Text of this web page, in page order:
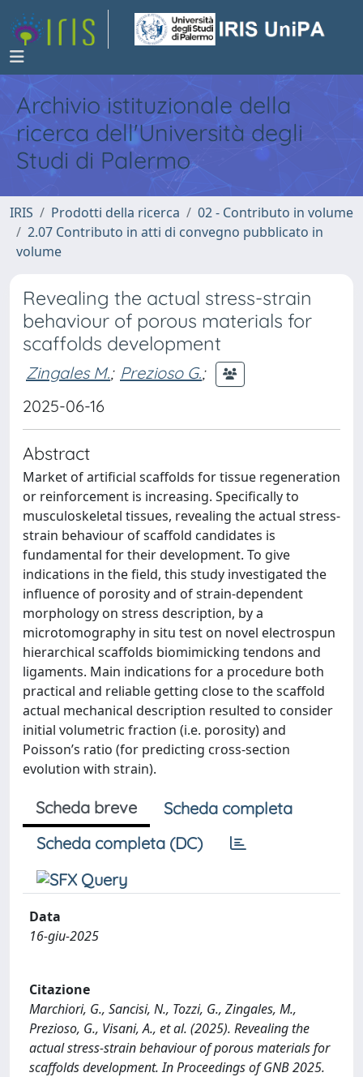
Archivio istituzionale della
ricerca dell'Università degli
Studi di Palermo
IRIS Prodotti della ricerca
02 - Contributo in volume
2.07 Contributo in atti di convegno pubblicato in
volume
Revealing the actual stress-strain
behaviour of porous materials for
scaffolds development
Zingales M.; Prezioso G.;
2025-06-16
Abstract
Market of artificial scaffolds for tissue regeneration
or reinforcement is increasing. Specifically to
musculoskeletal tissues, revealing the actual stress-
strain behaviour of scaffold candidates is
fundamental for their development. To give
indications in the field, this study investigated the
influence of porosity and of strain-dependent
morphology on stress description, by a
microtomography in situ test on novel electrospun
hierarchical scaffolds biomimicking tendons and
ligaments. Main indications for a procedure both
practical and reliable getting close to the scaffold
actual mechanical description resulted to consider
initial volumetric fraction (i.e. porosity) and
Poisson’s ratio (for predicting cross-section
evolution with strain).
Scheda breve
Scheda completa
Scheda completa (DC)
Data
16-giu-2025
Citazione
Marchiori, G., Sancisi, N., Tozzi, G., Zingales, M.,
Prezioso, G., Visani, A., et al. (2025). Revealing the
actual stress-strain behaviour of porous materials for
scaffolds development. In Proceedings of GNB 2025.